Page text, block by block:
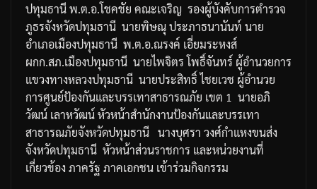
ปทุมธานีพ.ต.อ.โชคชัย คณะเจริญ รองผู้บังคับการตำรวจ
ภูธรจังหวัดปทุมธานี นายพิษณุประภาธนานันท์ นาย
อำเภอเมืองปทุมธานี พ.ต.อ.ณรงค์ เอี่ยมระหงส์
ผกก.สภ.เมืองปทุมธานี นายไพจิตร โพธิ์จันทร์ ผู้อำนวยการ
แขวงทางหลวงปทุมธานี นายประสิทธิ์ ไชยเวช ผู้อำนวย
การศูนย์ป้องกันและบรรเทาสาธารณภัย เขต 1 นายอภิ
วัฒน์ เลาหวัฒน์หัวหน้าสำนักงานป้องกันและบรรเทา
สาธารณภัยจังหวัดปทุมธานี นางบุศรา วงศ์กำแหงขนส่ง
จังหวัดปทุมธานี หัวหน้าส่วนราชการ และหน่วยงานที่
เกี่ยวข้อง ภาครัฐ ภาคเอกชน เข้าร่วมกิจกรรม